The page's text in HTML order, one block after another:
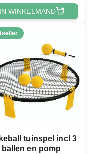
IN WINKELMAND
tuinspel incl 3
ballen en pomp